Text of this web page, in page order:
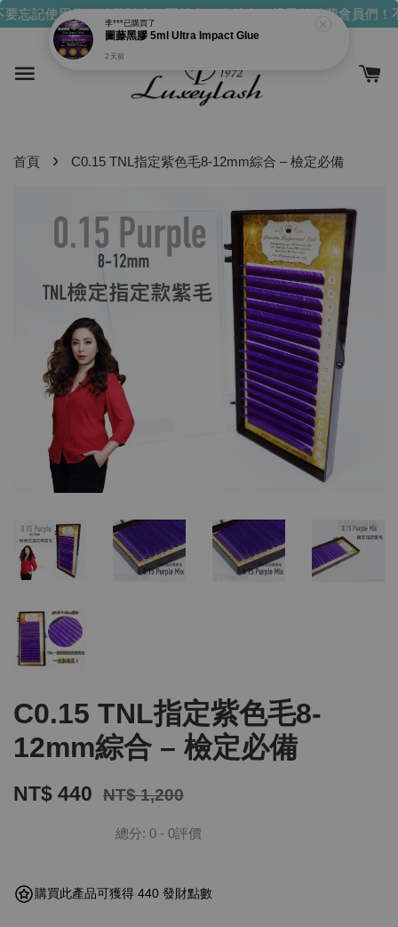
忘記使用你們的發財金！買越多，送越多！親愛的消費會員們！
首頁 › C0.15 TNL指定紫色毛8-12mm綜合 – 檢定必備
C0.15 TNL指定紫色毛8-
12mm綜合 – 檢定必備
NT$ 440 NT$ 1,200
總分: 0 - 0評價
購買此產品可獲得 440 發財點數
李***已購買了
圖藤黑膠 5ml Ultra Impact Glue
2 天前